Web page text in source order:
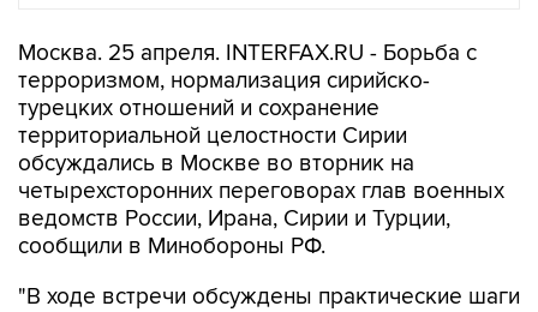
Москва. 25 апреля. INTERFAX.RU - Борьба с
терроризмом, нормализация сирийско-
турецких отношений и сохранение
территориальной целостности Сирии
обсуждались в Москве во вторник на
четырехсторонних переговорах глав военных
ведомств России, Ирана, Сирии и Турции,
сообщили в Минобороны РФ.
"В ходе встречи обсуждены практические шаги